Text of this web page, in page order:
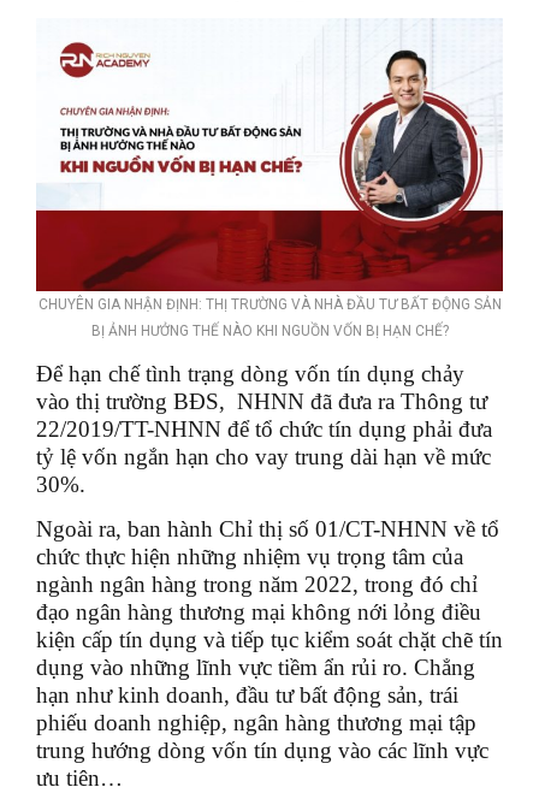
CHUYÊN GIA NHẬN ĐỊNH: THỊ TRƯỜNG VÀ NHÀ ĐẦU TƯ BẤT ĐỘNG SẢN
BỊ ẢNH HƯỞNG THẾ NÀO KHI NGUỒN VỐN BỊ HẠN CHẾ?
Để hạn chế tình trạng dòng vốn tín dụng chảy
vào thị trường BĐS, NHNN đã đưa ra Thông tư
22/2019/TT-NHNN để tổ chức tín dụng phải đưa
tỷ lệ vốn ngắn hạn cho vay trung dài hạn về mức
30%.
Ngoài ra, ban hành Chỉ thị số 01/CT-NHNN về tổ
chức thực hiện những nhiệm vụ trọng tâm của
ngành ngân hàng trong năm 2022, trong đó chỉ
đạo ngân hàng thương mại không nới lỏng điều
kiện cấp tín dụng và tiếp tục kiểm soát chặt chẽ tín
dụng vào những lĩnh vực tiềm ẩn rủi ro. Chẳng
hạn như kinh doanh, đầu tư bất động sản, trái
phiếu doanh nghiệp, ngân hàng thương mại tập
trung hướng dòng vốn tín dụng vào các lĩnh vực
ưu tiên…